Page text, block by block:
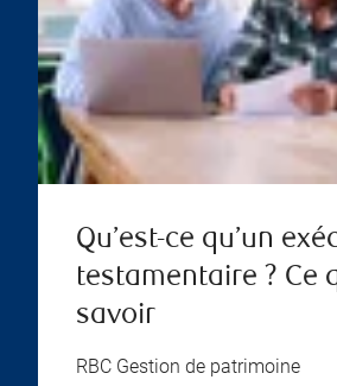
Qu’est-ce qu’un
testamentaire ? Ce
savoir
RBC Gestion de patrimoine